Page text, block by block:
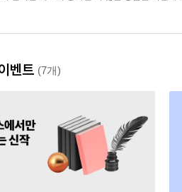
벤트 (7개)